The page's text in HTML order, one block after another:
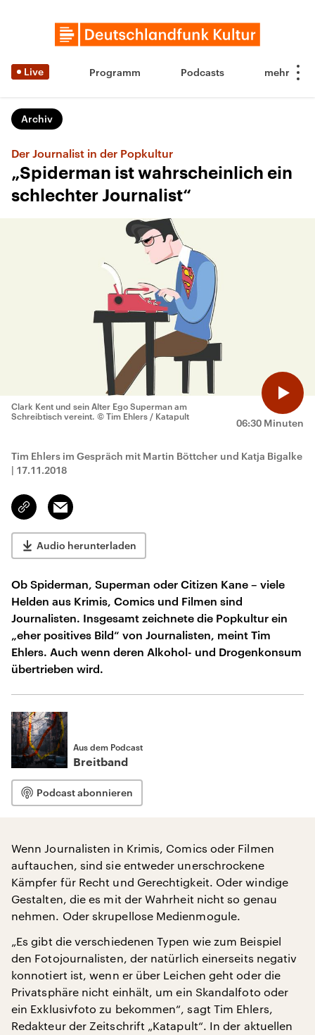
Live Programm Podcasts
Archiv
Der Journalist in der Popkultur
„Spiderman ist wahrscheinlich ein
schlechter Journalist“
06:30 Minuten
Clark Kent und sein Alter Ego Superman am
Schreibtisch vereint. © Tim Ehlers / Katapult
Tim Ehlers im Gespräch mit Martin Böttcher und Katja Bigalke
| 17.11.2018
Link
kopieren/teilen
Email
Audio herunterladen
Ob Spiderman, Superman oder Citizen Kane – viele
Helden aus Krimis, Comics und Filmen sind
Journalisten. Insgesamt zeichnete die Popkultur ein
„eher positives Bild“ von Journalisten, meint Tim
Ehlers. Auch wenn deren Alkohol- und Drogenkonsum
übertrieben wird.
Aus dem Podcast
Breitband
Podcast abonnieren
Wenn Journalisten in Krimis, Comics oder Filmen
auftauchen, sind sie entweder unerschrockene
Kämpfer für Recht und Gerechtigkeit. Oder windige
Gestalten, die es mit der Wahrheit nicht so genau
nehmen. Oder skrupellose Medienmogule.
„Es gibt die verschiedenen Typen wie zum Beispiel
den Fotojournalisten, der natürlich einerseits negativ
konnotiert ist, wenn er über Leichen geht oder die
Privatsphäre nicht einhält, um ein Skandalfoto oder
ein Exklusivfoto zu bekommen“, sagt Tim Ehlers,
Redakteur der Zeitschrift „Katapult“. In der aktuellen